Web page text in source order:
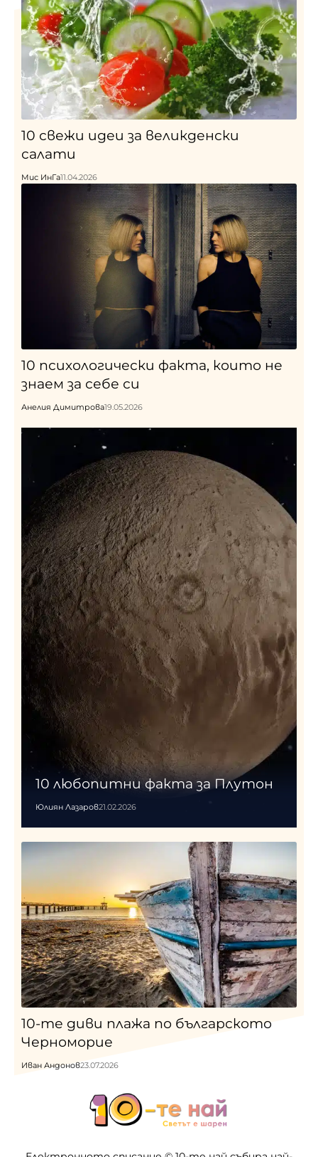
10 свежи идеи за великденски
салати
Мис ИнГа11.04.2026
10 психологически факта, които не
знаем за себе си
Анелия Димитрова19.05.2026
10 любопитни факта за Плутон
Юлиян Лазаров21.02.2026
10-те диви плажа по българското
Черноморие
Иван Андонов23.07.2026